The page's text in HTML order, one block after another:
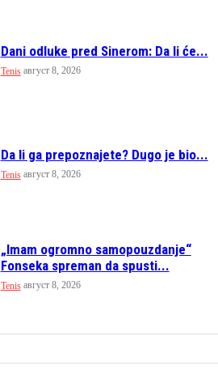
Dani odluke pred Sinerom: Da li će...
Tenis август 8, 2026
Da li ga prepoznajete? Dugo je bio...
Tenis август 8, 2026
„Imam ogromno samopouzdanje“
Fonseka spreman da spusti...
Tenis август 8, 2026